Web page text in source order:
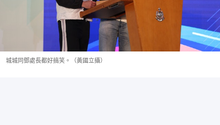
城城同鄧處長都好搞笑。（黃國立攝）